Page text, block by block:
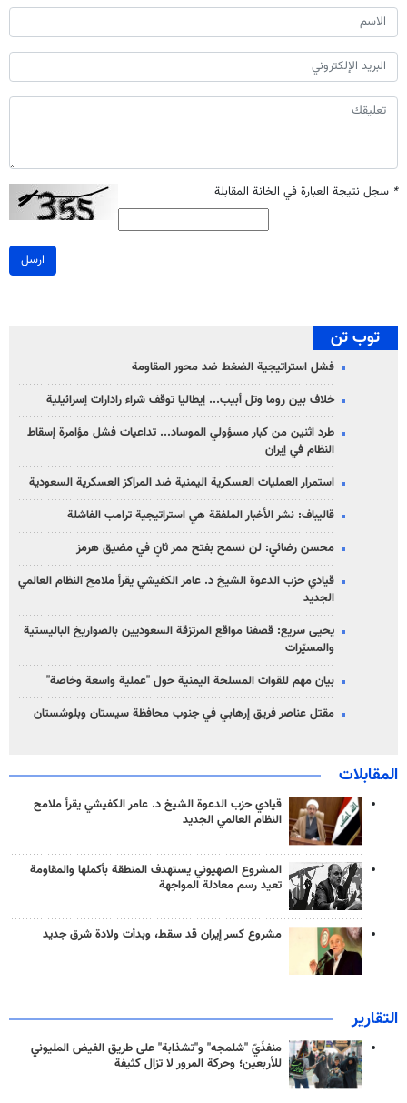
* سجل نتيجة العبارة في الخانة المقابلة
ارسل
توب تن
فشل استراتيجية الضغط ضد محور المقاومة
خلاف بين روما وتل أبيب... إيطاليا توقف شراء رادارات إسرائيلية
طرد اثنين من كبار مسؤولي الموساد... تداعيات فشل مؤامرة إسقاط
النظام في إيران
استمرار العمليات العسكرية اليمنية ضد المراكز العسكرية السعودية
قاليباف: نشر الأخبار الملفقة هي استراتيجية ترامب الفاشلة
محسن رضائي: لن نسمح بفتح ممر ثانٍ في مضيق هرمز
قيادي حزب الدعوة الشيخ د. عامر الكفيشي يقرأ ملامح النظام العالمي
الجديد
يحيى سريع: قصفنا مواقع المرتزقة السعوديين بالصواريخ الباليستية
والمسيّرات
بيان مهم للقوات المسلحة اليمنية حول "عملية واسعة وخاصة"
مقتل عناصر فريق إرهابي في جنوب محافظة سيستان وبلوشستان
المقابلات
قيادي حزب الدعوة الشيخ د. عامر الكفيشي يقرأ ملامح
النظام العالمي الجديد
المشروع الصهيوني يستهدف المنطقة بأكملها والمقاومة
تعيد رسم معادلة المواجهة
مشروع كسر إيران قد سقط، وبدأت ولادة شرق جديد
التقارير
منفذَيّ "شلمجه" و"تشذابة" على طريق الفيض المليوني
للأربعين؛ وحركة المرور لا تزال كثيفة